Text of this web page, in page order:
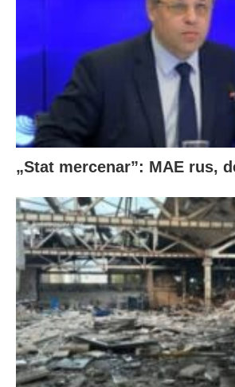
„Stat mercenar”: MAE rus,